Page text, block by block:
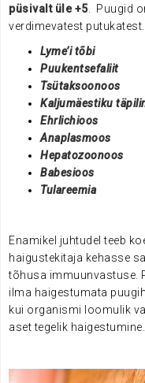
püsivalt üle +5. Puugid
verdimevatest
Lyme’i tõbi
Puukentsefaliit
Tsütaksoonoos
Kaljumäestiku
Ehrlichioos
Anaplasmoos
Hepatozoonoos
Babesioos
Tulareemia
Enamikel juhtudel teeb
haigustekitaja kehasse
tõhusa immuunvastuse.
ilma haigestumata
kui organismi loomulik
aset tegelik haigestumine.